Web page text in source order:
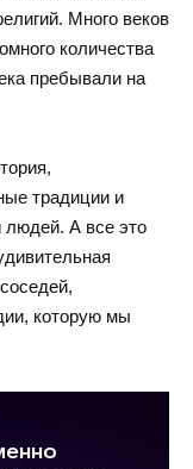
Много веков
количества
пребывали на
традиции и
людей. А все это
которую мы